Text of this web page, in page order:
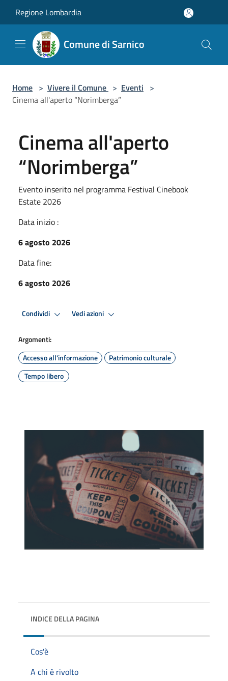
Regione Lombardia
Comune di Sarnico
Home > Vivere il Comune > Eventi >
Cinema all'aperto “Norimberga”
Cinema all'aperto
“Norimberga”
Evento inserito nel programma Festival Cinebook
Estate 2026
Data inizio :
6 agosto 2026
Data fine:
6 agosto 2026
Condividi Vedi azioni
Argomenti:
Accesso all'informazione
Patrimonio culturale
Tempo libero
INDICE DELLA PAGINA
Cos'è
A chi è rivolto